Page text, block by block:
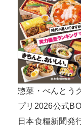
惣菜・べんとう
プリ2026公式
日本食糧新聞発